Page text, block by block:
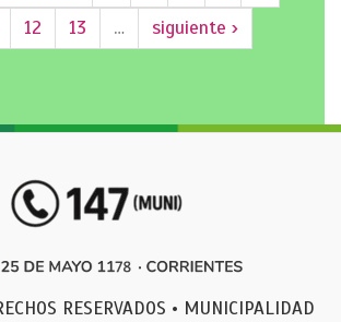
12 13 …
siguiente ›
RESERVADOS • MUNICIPALIDAD